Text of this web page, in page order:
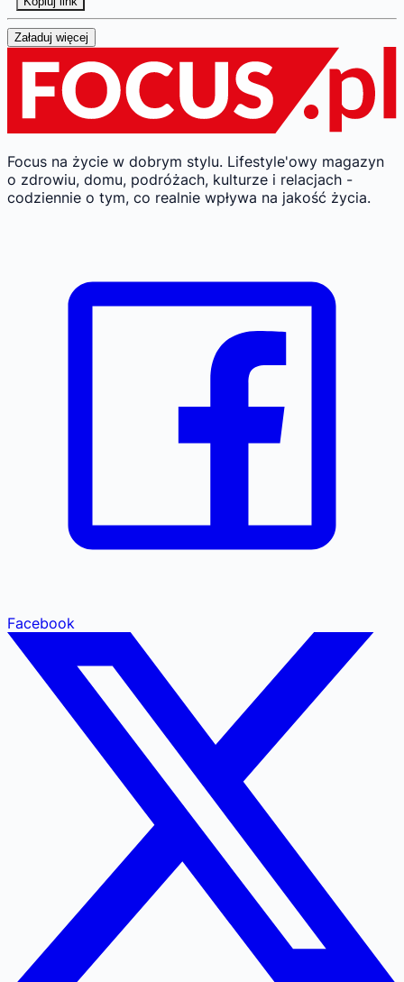
Załaduj więcej
Focus na życie w dobrym stylu. Lifestyle'owy magazyn
o zdrowiu, domu, podróżach, kulturze i relacjach -
codziennie o tym, co realnie wpływa na jakość życia.
Facebook